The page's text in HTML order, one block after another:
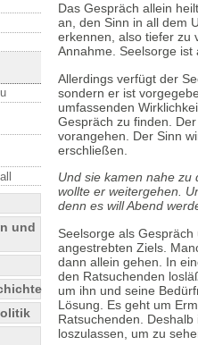
und
Das Gespräch allein
an, den Sinn in all dem
erkennen, also tiefer zu
Annahme. Seelsorge ist
Allerdings verfügt der
sondern er ist
umfassenden
Gespräch zu finden.
vorangehen. Der Sinn
erschließen.
Und sie kamen nahe zu
wollte er weitergehen.
denn es will Abend
Seelsorge als
angestrebten Ziels.
dann allein gehen. In
den Ratsuchenden
um ihn und seine
Lösung. Es geht um
Ratsuchenden.
loszulassen, um zu